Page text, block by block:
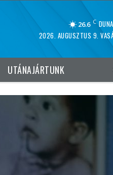
26.6 C
2026. AUGUSZTUS 9.
UTÁNAJÁRTUNK